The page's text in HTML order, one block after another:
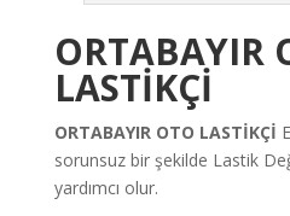
ORTABAYIR
LASTİKÇİ
ORTABAYIR OTO LASTİKÇİ
sorunsuz bir şekilde Lastik
yardımcı olur.